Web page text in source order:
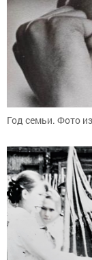
Год семьи. Фото